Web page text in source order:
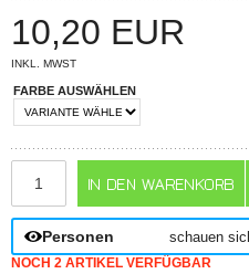
10,20 EUR
INKL. MWST
FARBE AUSWÄHLEN
Personen schauen
NOCH 2 ARTIKEL VERFÜGBAR